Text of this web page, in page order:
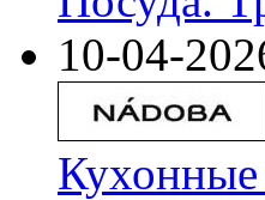
10-04-